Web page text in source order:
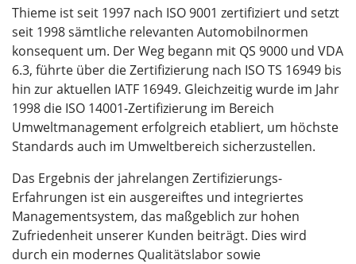
Thieme ist seit 1997 nach ISO 9001 zertifiziert und setzt
seit 1998 sämtliche relevanten Automobilnormen
konsequent um. Der Weg begann mit QS 9000 und VDA
6.3, führte über die Zertifizierung nach ISO TS 16949 bis
hin zur aktuellen IATF 16949. Gleichzeitig wurde im Jahr
1998 die ISO 14001-Zertifizierung im Bereich
Umweltmanagement erfolgreich etabliert, um höchste
Standards auch im Umweltbereich sicherzustellen.
Das Ergebnis der jahrelangen Zertifizierungs-
Erfahrungen ist ein ausgereiftes und integriertes
Managementsystem, das maßgeblich zur hohen
Zufriedenheit unserer Kunden beiträgt. Dies wird
durch ein modernes Qualitätslabor sowie